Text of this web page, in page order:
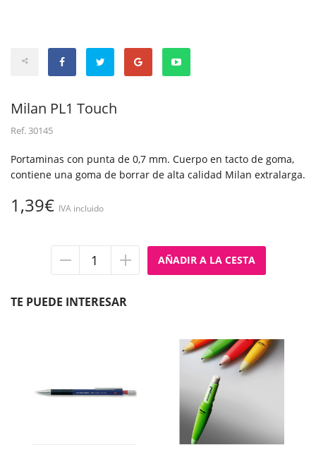
Milan PL1 Touch
Ref.30145
Portaminas con punta de 0,7 mm. Cuerpo en tacto de goma,
contiene una goma de borrar de alta calidad Milan extralarga.
1,39€ IVA incluido
TE PUEDE INTERESAR